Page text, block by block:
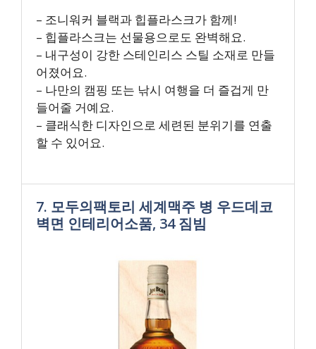
– 조니워커 블랙과 힙플라스크가 함께!
– 힙플라스크는 선물용으로도 완벽해요.
– 내구성이 강한 스테인리스 스틸 소재로 만들
어졌어요.
– 나만의 캠핑 또는 낚시 여행을 더 즐겁게 만
들어줄 거예요.
– 클래식한 디자인으로 세련된 분위기를 연출
할 수 있어요.
7. 모두의팩토리 세계맥주 병 우드데코
벽면 인테리어소품, 34 짐빔